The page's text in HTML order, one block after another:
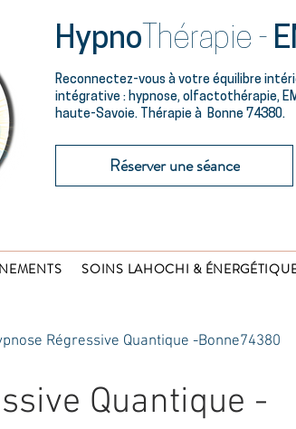
Hypno Thérapie -
Reconnectez-vous à votre équilibre
intégrative : hypnose, olfactothérapie,
haute-Savoie. Thérapie à Bonne 74380.
Réserver une séance
SOINS LAHOCHI &
Régressive Quantique -Bonne74380
Quantique -